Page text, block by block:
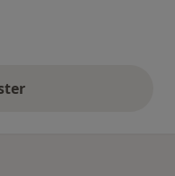
görüşler